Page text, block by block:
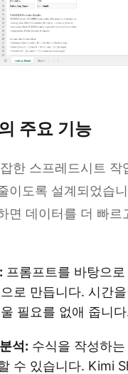
주요 기능
한 스프레드시트 작
이도록 설계되었습
면 데이터를 더 빠르
프롬프트를 바탕으
로 만듭니다. 시간
필요를 없애 줍니
석: 수식을 작성하
수 있습니다. Kimi